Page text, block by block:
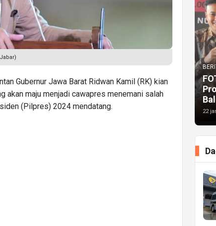
Gubernur Jawa Barat Ridwan Kamil (RK) kian
akan maju menjadi cawapres menemani salah
(Pilpres) 2024 mendatang.
22